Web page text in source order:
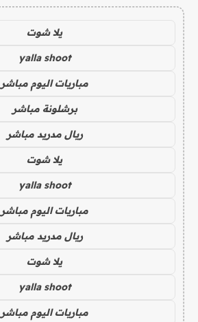
يلا شوت
yalla shoot
مباريات اليوم مباشر
برشلونة مباشر
ريال مدريد مباشر
يلا شوت
yalla shoot
مباريات اليوم مباشر
ريال مدريد مباشر
يلا شوت
yalla shoot
مباريات اليوم مباشر